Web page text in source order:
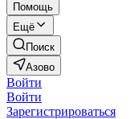
Помощь
Ещё
Поиск
Азово
Войти
Войти
Зарегистрироваться